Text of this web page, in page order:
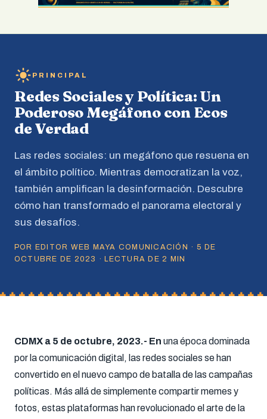
PRINCIPAL
Redes Sociales y Política: Un
Poderoso Megáfono con Ecos
de Verdad
Las redes sociales: un megáfono que resuena en
el ámbito político. Mientras democratizan la voz,
también amplifican la desinformación. Descubre
cómo han transformado el panorama electoral y
sus desafíos.
POR EDITOR WEB MAYA COMUNICACIÓN · 5 DE
OCTUBRE DE 2023 · LECTURA DE 2 MIN
CDMX a 5 de octubre, 2023.- En una época dominada
por la comunicación digital, las redes sociales se han
convertido en el nuevo campo de batalla de las campañas
políticas. Más allá de simplemente compartir memes y
fotos, estas plataformas han revolucionado el arte de la